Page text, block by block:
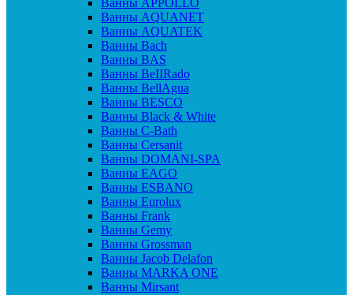
Ванны APPOLLO
Ванны AQUANET
Ванны AQUATEK
Ванны Bach
Ванны BAS
Ванны BeIIRado
Ванны BellAgua
Ванны BESCO
Ванны Black & White
Ванны C-Bath
Ванны Cersanit
Ванны DOMANI-SPA
Ванны EAGO
Ванны ESBANO
Ванны Eurolux
Ванны Frank
Ванны Gemy
Ванны Grossman
Ванны Jacob Delafon
Ванны MARKA ONE
Ванны Mirsant